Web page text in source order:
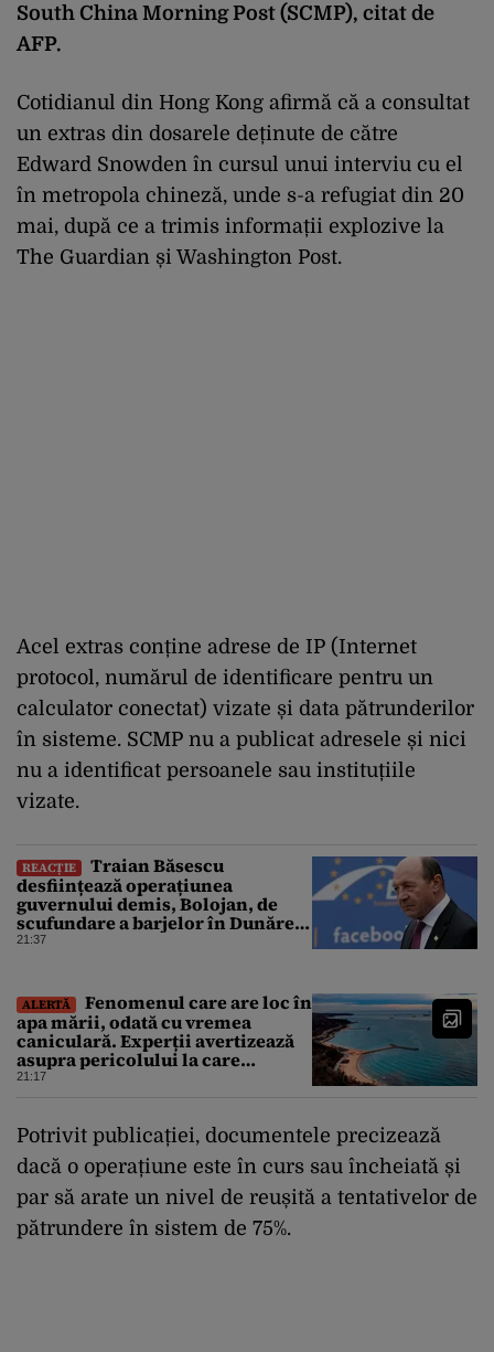
South China Morning Post (SCMP), citat de
AFP.
Cotidianul din Hong Kong afirmă că a consultat
un extras din dosarele deținute de către
Edward Snowden în cursul unui interviu cu el
în metropola chineză, unde s-a refugiat din 20
mai, după ce a trimis informații explozive la
The Guardian și Washington Post.
Acel extras conține adrese de IP (Internet
protocol, numărul de identificare pentru un
calculator conectat) vizate și data pătrunderilor
în sisteme. SCMP nu a publicat adresele și nici
nu a identificat persoanele sau instituțiile
vizate.
REACȚIE
Traian Băsescu
desființează operațiunea
guvernului demis, Bolojan, de
scufundare a barjelor în Dunăre:
„Este o improvizație”
21:37
ALERTĂ
Fenomenul care are loc în
apa mării, odată cu vremea
caniculară. Experții avertizează
asupra pericolului la care
oamenii pot fi expuși
21:17
Potrivit publicației, documentele precizează
dacă o operațiune este în curs sau încheiată și
par să arate un nivel de reușită a tentativelor de
pătrundere în sistem de 75%.